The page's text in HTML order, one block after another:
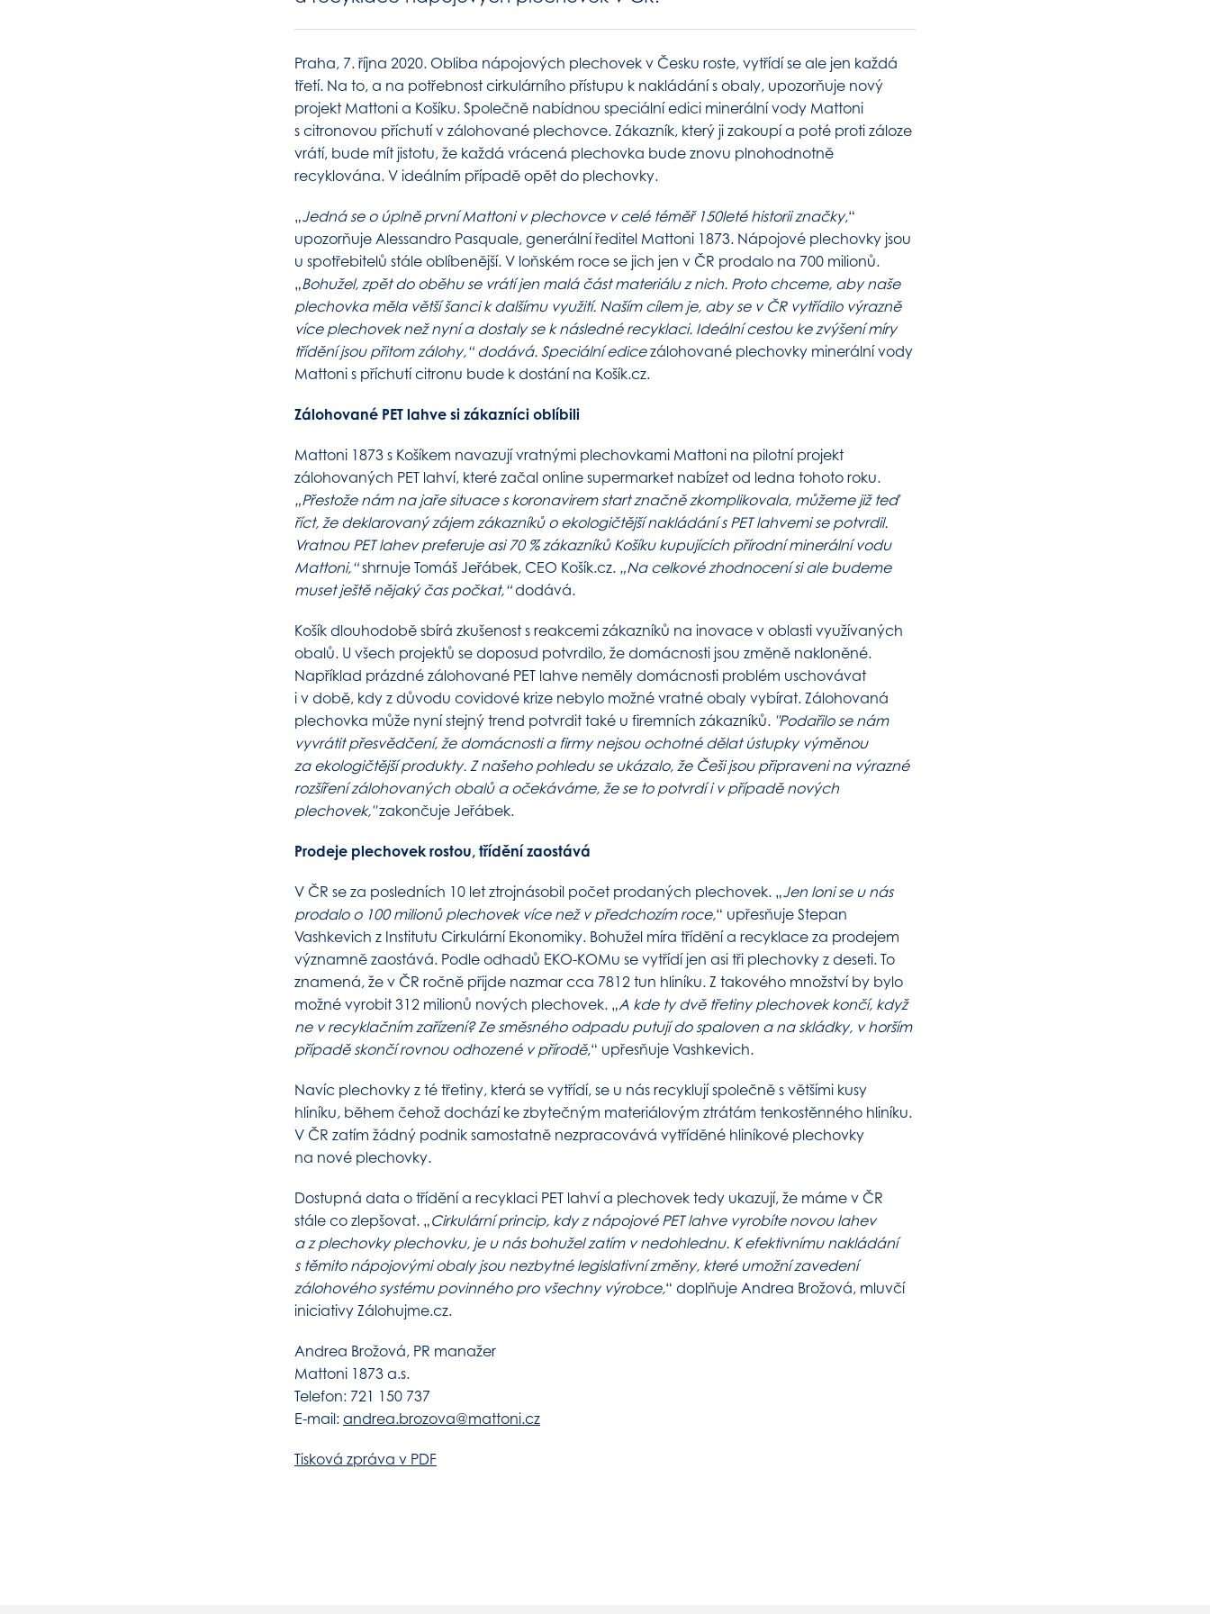
Praha, 7. října 2020. Obliba nápojových plechovek v Česku roste, vytřídí se ale jen každá
třetí. Na to, a na potřebnost cirkulárního přístupu k nakládání s obaly, upozorňuje nový
projekt Mattoni a Košíku. Společně nabídnou speciální edici minerální vody Mattoni
s citronovou příchutí v zálohované plechovce. Zákazník, který ji zakoupí a poté proti záloze
vrátí, bude mít jistotu, že každá vrácená plechovka bude znovu plnohodnotně
recyklována. V ideálním případě opět do plechovky.
„Jedná se o úplně první Mattoni v plechovce v celé téměř 150leté historii značky,“
upozorňuje Alessandro Pasquale, generální ředitel Mattoni 1873. Nápojové plechovky jsou
u spotřebitelů stále oblíbenější. V loňském roce se jich jen v ČR prodalo na 700 milionů.
„Bohužel, zpět do oběhu se vrátí jen malá část materiálu z nich. Proto chceme, aby naše
plechovka měla větší šanci k dalšímu využití. Naším cílem je, aby se v ČR vytřídilo výrazně
více plechovek než nyní a dostaly se k následné recyklaci. Ideální cestou ke zvýšení míry
třídění jsou přitom zálohy,“ dodává. Speciální edicezálohované plechovky minerální vody
Mattoni s příchutí citronu bude k dostání na Košík.cz.
Zálohované PET lahve si zákazníci oblíbili
Mattoni 1873 s Košíkem navazují vratnými plechovkami Mattoni na pilotní projekt
zálohovaných PET lahví, které začal online supermarket nabízet od ledna tohoto roku.
„Přestože nám na jaře situace s koronavirem start značně zkomplikovala, můžeme již teď
říct, že deklarovaný zájem zákazníků o ekologičtější nakládání s PET lahvemi se potvrdil.
Vratnou PET lahev preferuje asi 70 % zákazníků Košíku kupujících přírodní minerální vodu
Mattoni,“shrnuje Tomáš Jeřábek, CEO Košík.cz. „Na celkové zhodnocení si ale budeme
muset ještě nějaký čas počkat,“dodává.
Košík dlouhodobě sbírá zkušenost s reakcemi zákazníků na inovace v oblasti využívaných
obalů. U všech projektů se doposud potvrdilo, že domácnosti jsou změně nakloněné.
Například prázdné zálohované PET lahve neměly domácnosti problém uschovávat
i v době, kdy z důvodu covidové krize nebylo možné vratné obaly vybírat. Zálohovaná
plechovka může nyní stejný trend potvrdit také u firemních zákazníků. "Podařilo se nám
vyvrátit přesvědčení, že domácnosti a firmy nejsou ochotné dělat ústupky výměnou
za ekologičtější produkty. Z našeho pohledu se ukázalo, že Češi jsou připraveni na výrazné
rozšíření zálohovaných obalů a očekáváme, že se to potvrdí i v případě nových
plechovek,"zakončuje Jeřábek.
Prodeje plechovek rostou, třídění zaostává
V ČR se za posledních 10 let ztrojnásobil počet prodaných plechovek. „Jen loni se u nás
prodalo o 100 milionů plechovek více než v předchozím roce,“ upřesňuje Stepan
Vashkevich z Institutu Cirkulární Ekonomiky. Bohužel míra třídění a recyklace za prodejem
významně zaostává. Podle odhadů EKO-KOMu se vytřídí jen asi tři plechovky z deseti. To
znamená, že v ČR ročně přijde nazmar cca 7812 tun hliníku. Z takového množství by bylo
možné vyrobit 312 milionů nových plechovek. „A kde ty dvě třetiny plechovek končí, když
ne v recyklačním zařízení? Ze směsného odpadu putují do spaloven a na skládky, v horším
případě skončí rovnou odhozené v přírodě,“ upřesňuje Vashkevich.
Navíc plechovky z té třetiny, která se vytřídí, se u nás recyklují společně s většími kusy
hliníku, během čehož dochází ke zbytečným materiálovým ztrátám tenkostěnného hliníku.
V ČR zatím žádný podnik samostatně nezpracovává vytříděné hliníkové plechovky
na nové plechovky.
Dostupná data o třídění a recyklaci PET lahví a plechovek tedy ukazují, že máme v ČR
stále co zlepšovat. „Cirkulární princip, kdy z nápojové PET lahve vyrobíte novou lahev
a z plechovky plechovku, je u nás bohužel zatím v nedohlednu. K efektivnímu nakládání
s těmito nápojovými obaly jsou nezbytné legislativní změny, které umožní zavedení
zálohového systému povinného pro všechny výrobce,“ doplňuje Andrea Brožová, mluvčí
iniciativy Zálohujme.cz.
Andrea Brožová, PR manažer
Mattoni 1873 a.s.
Telefon: 721 150 737
E-mail: andrea.brozova@mattoni.cz
Tisková zpráva v PDF